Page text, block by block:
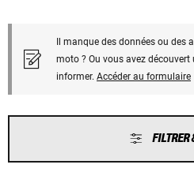
Il manque des données ou des
moto ? Ou vous avez découvert
informer. Accéder au formulaire
FILTRER